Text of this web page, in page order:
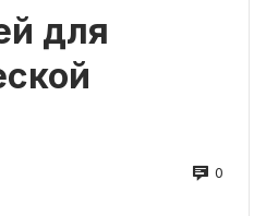
для
0